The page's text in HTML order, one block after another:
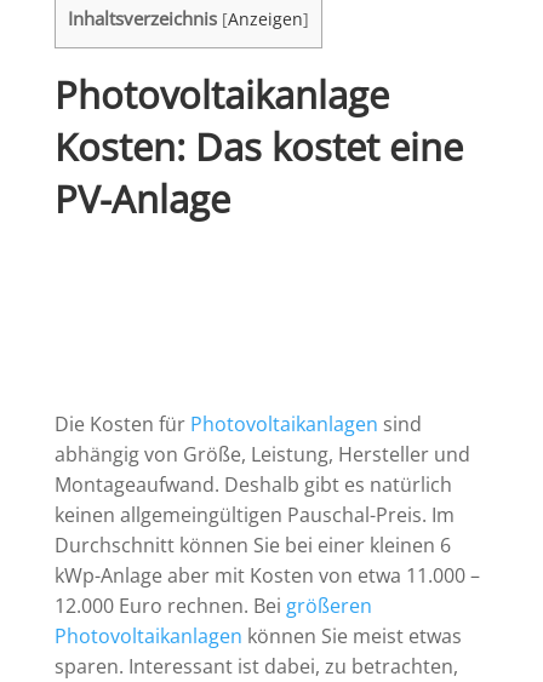
Inhaltsverzeichnis [Anzeigen]
Photovoltaikanlage
Kosten: Das kostet eine
PV-Anlage
Die Kosten für Photovoltaikanlagen sind
abhängig von Größe, Leistung, Hersteller und
Montageaufwand. Deshalb gibt es natürlich
keinen allgemeingültigen Pauschal-Preis. Im
Durchschnitt können Sie bei einer kleinen 6
kWp-Anlage aber mit Kosten von etwa 11.000 –
12.000 Euro rechnen. Bei größeren
Photovoltaikanlagen können Sie meist etwas
sparen. Interessant ist dabei, zu betrachten,